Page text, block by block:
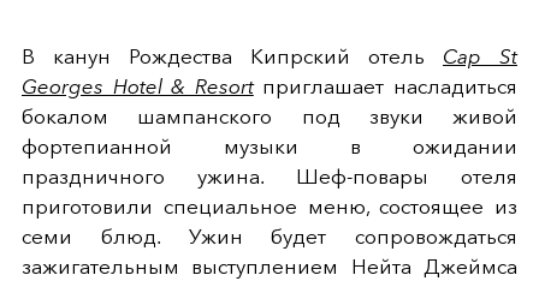
В канун Рождества Кипрский отель Cap St
Georges Hotel & Resortприглашает насладиться
бокалом шампанского под звуки живой
фортепианной музыки в ожидании
праздничного ужина. Шеф-повары отеля
приготовили специальное меню, состоящее из
семи блюд. Ужин будет сопровождаться
зажигательным выступлением Нейта Джеймса